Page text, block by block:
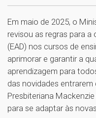
Em maio de 2025, o
revisou as regras para
(EAD) nos cursos de
aprimorar e garantir a
aprendizagem para
das novidades entrarem
Presbiteriana
para se adaptar às